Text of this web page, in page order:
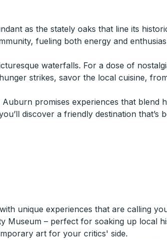
as the stately oaks that line its
fueling both energy and
waterfalls. For a dose of
strikes, savor the local cuisine,
promises experiences that blend
discover a friendly destination that’s
unique experiences that are calling
Museum – perfect for soaking up local
art for your critics' side.